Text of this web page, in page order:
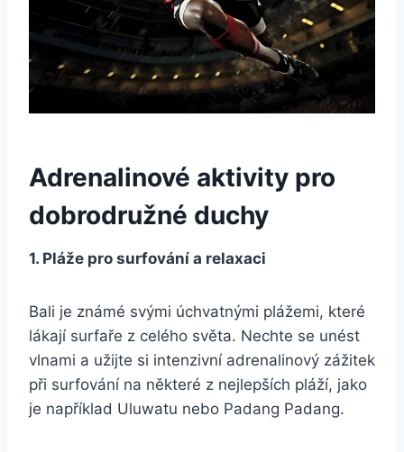
Adrenalinové aktivity pro
dobrodružné duchy
1. Pláže pro surfování a relaxaci
Bali je známé svými úchvatnými plážemi, které
lákají surfaře z celého světa. Nechte se unést
vlnami a užijte si intenzivní adrenalinový zážitek
při surfování na některé z nejlepších pláží, jako
je například Uluwatu nebo Padang Padang.